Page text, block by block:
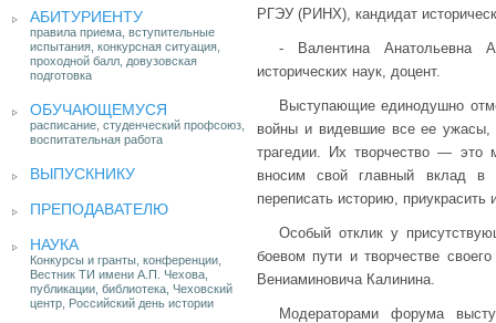
АБИТУРИЕНТУ
правила приема, вступительные
испытания, конкурсная ситуация,
проходной балл, довузовская
подготовка
ОБУЧАЮЩЕМУСЯ
расписание, студенческий профсоюз,
воспитательная работа
ВЫПУСКНИКУ
ПРЕПОДАВАТЕЛЮ
НАУКА
Конкурсы и гранты, конференции,
Вестник ТИ имени А.П. Чехова,
публикации, библиотека, Чеховский
центр, Российский день истории
РГЭУ (РИНХ), кандидат
- Валентина Анатольевна
исторических наук, доцент.
Выступающие единодушно
войны и видевшие все ее ужасы,
трагедии. Их творчество — это
вносим свой главный вклад в
переписать историю,
Особый отклик у
боевом пути и творчестве
Вениаминовича Калинина.
Модераторами форума